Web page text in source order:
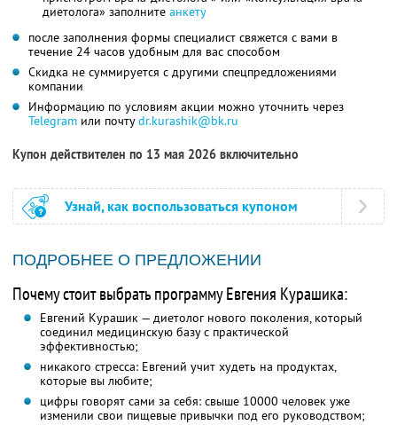
диетолога» заполните анкету
после заполнения формы специалист свяжется с вами в
течение 24 часов удобным для вас способом
Скидка не суммируется с другими спецпредложениями
компании
Информацию по условиям акции можно уточнить через
Telegram или почтуdr.kurashik@bk.ru
Купон действителен по 13 мая 2026 включительно
Узнай, как воспользоваться купоном
ПОДРОБНЕЕ О ПРЕДЛОЖЕНИИ
Почему стоит выбрать программу Евгения Курашика:
Евгений Курашик — диетолог нового поколения, который
соединил медицинскую базу с практической
эффективностью;
никакого стресса: Евгений учит худеть на продуктах,
которые вы любите;
цифры говорят сами за себя: свыше 10000 человек уже
изменили свои пищевые привычки под его руководством;